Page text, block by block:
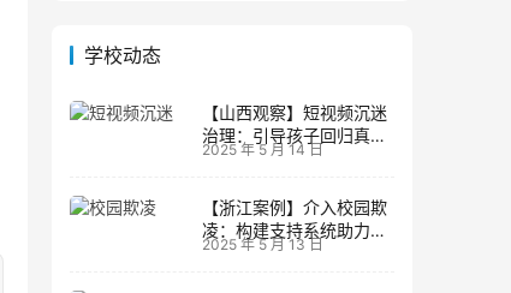
学校动态
【山西观察】短视频沉迷
治理：引导孩子回归真实
生活
2025 年 5 月 14 日
【浙江案例】介入校园欺
凌：构建支持系统助力孩
子成长
2025 年 5 月 13 日